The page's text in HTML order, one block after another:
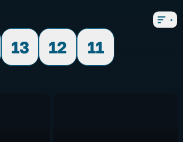
13 12
11